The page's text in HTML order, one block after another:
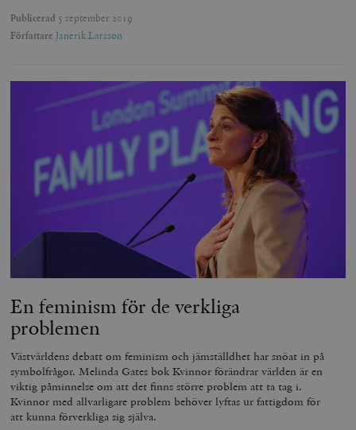
Publicerad 5 september 2019
Författare Janerik Larsson
En feminism för de verkliga
problemen
Västvärldens debatt om feminism och jämställdhet har snöat in på
symbolfrågor. Melinda Gates bok Kvinnor förändrar världen är en
viktig påminnelse om att det finns större problem att ta tag i.
Kvinnor med allvarligare problem behöver lyftas ur fattigdom för
att kunna förverkliga sig själva.